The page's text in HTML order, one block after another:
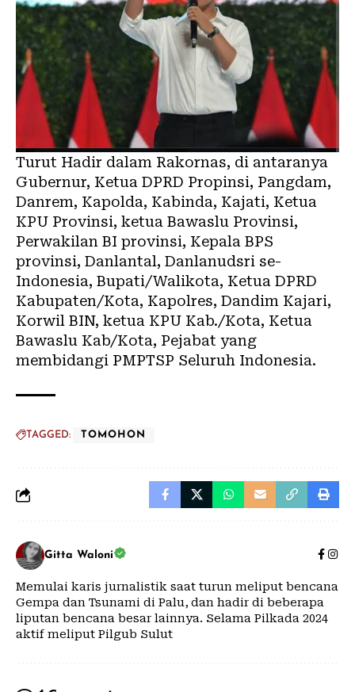
Turut Hadir dalam Rakornas, di antaranya
Gubernur, Ketua DPRD Propinsi, Pangdam,
Danrem, Kapolda, Kabinda, Kajati, Ketua
KPU Provinsi, ketua Bawaslu Provinsi,
Perwakilan BI provinsi, Kepala BPS
provinsi, Danlantal, Danlanudsri se-
Indonesia, Bupati/Walikota, Ketua DPRD
Kabupaten/Kota, Kapolres, Dandim Kajari,
Korwil BIN, ketua KPU Kab./Kota, Ketua
Bawaslu Kab/Kota, Pejabat yang
membidangi PMPTSP Seluruh Indonesia.
TAGGED: TOMOHON
Gitta Waloni
Memulai karis jurnalistik saat turun meliput bencana
Gempa dan Tsunami di Palu, dan hadir di beberapa
liputan bencana besar lainnya. Selama Pilkada 2024
aktif meliput Pilgub Sulut